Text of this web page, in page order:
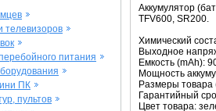
телевизоров
питания
ПК
пультов
Аккумулятор
TFV600, SR200.
Химический
Выходное
Емкость (mAh):
Мощность
Размеры товара
Гарантийный
Цвет товара: